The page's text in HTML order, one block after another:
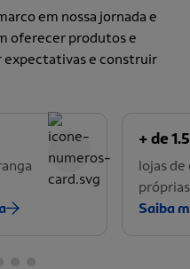
em nossa jornada e
oferecer produtos e
expectativas e construir
+ de
lojas
Saiba